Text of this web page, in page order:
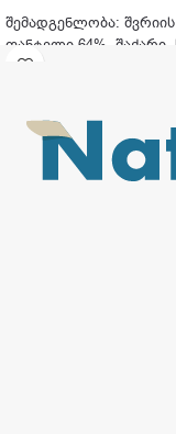
შემადგენლობა: შვრიის
ფანტელი 64%, შაქარი,
სახამებელი, ქოქოსის